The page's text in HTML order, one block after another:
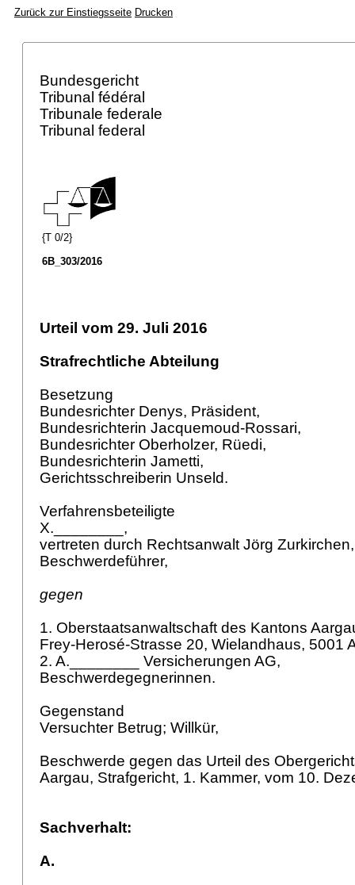
Zurück zur Einstiegsseite Drucken
Bundesgericht
Tribunal fédéral
Tribunale federale
Tribunal federal
{T 0/2}
6B_303/2016
Urteil vom 29. Juli 2016
Strafrechtliche Abteilung
Besetzung
Bundesrichter Denys, Präsident,
Bundesrichterin Jacquemoud-Rossari,
Bundesrichter Oberholzer, Rüedi,
Bundesrichterin Jametti,
Gerichtsschreiberin Unseld.
Verfahrensbeteiligte
X.________,
vertreten durch Rechtsanwalt Jörg
Beschwerdeführer,
gegen
1. Oberstaatsanwaltschaft des Kantons
Frey-Herosé-Strasse 20, Wielandhaus, 5001
2. A.________ Versicherungen AG,
Beschwerdegegnerinnen.
Gegenstand
Versuchter Betrug; Willkür,
Beschwerde gegen das Urteil des
Aargau, Strafgericht, 1. Kammer, vom 10.
Sachverhalt:
A.